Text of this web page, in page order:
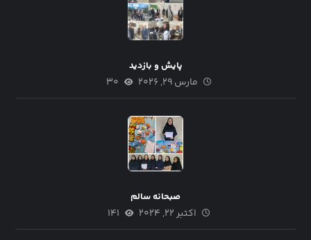
پایش و بازدید
مارس ۲۹, ۲۰۲۶ ۳۰
صبحانه سالم
اکتبر ۲۲, ۲۰۲۴ ۱۴۱